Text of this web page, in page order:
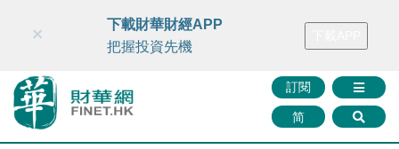
財華智庫網 FINTV FINMETA 財華證券 媒體矩陣
訂閱
简
×
下載財華財經APP
把握投資先機